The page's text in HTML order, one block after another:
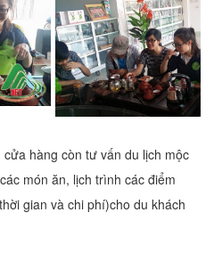
hàng còn tư vấn du lịch mộc
món ăn, lịch trình các điểm
gian và chi phí)cho du khách